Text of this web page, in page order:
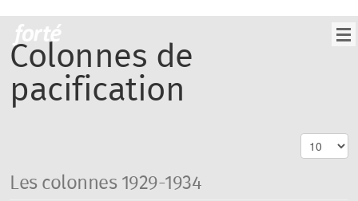
Colonnes de
pacification
Les colonnes 1929-1934